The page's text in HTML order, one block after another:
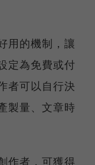
用的機制，讓
定為免費或付
者可以自行決
製量、文章時
作者，可獲得